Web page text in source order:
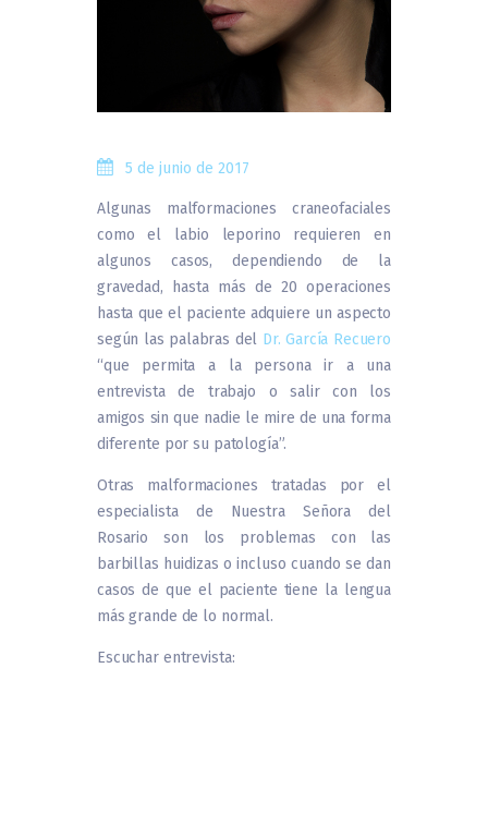
5 de junio de 2017
Algunas malformaciones craneofaciales
como el labio leporino requieren en
algunos casos, dependiendo de la
gravedad, hasta más de 20 operaciones
hasta que el paciente adquiere un aspecto
según las palabras del Dr. García Recuero
“que permita a la persona ir a una
entrevista de trabajo o salir con los
amigos sin que nadie le mire de una forma
diferente por su patología”.
Otras malformaciones tratadas por el
especialista de Nuestra Señora del
Rosario son los problemas con las
barbillas huidizas o incluso cuando se dan
casos de que el paciente tiene la lengua
más grande de lo normal.
Escuchar entrevista: